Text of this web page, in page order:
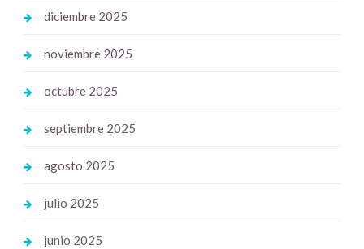
diciembre 2025
noviembre 2025
octubre 2025
septiembre 2025
agosto 2025
julio 2025
junio 2025